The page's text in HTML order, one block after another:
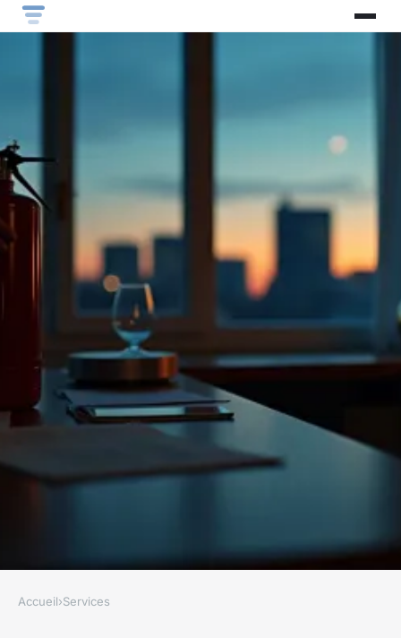
Accueil›Services